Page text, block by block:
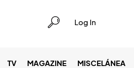
Log In
TV MAGAZINE MISCELÁNEA